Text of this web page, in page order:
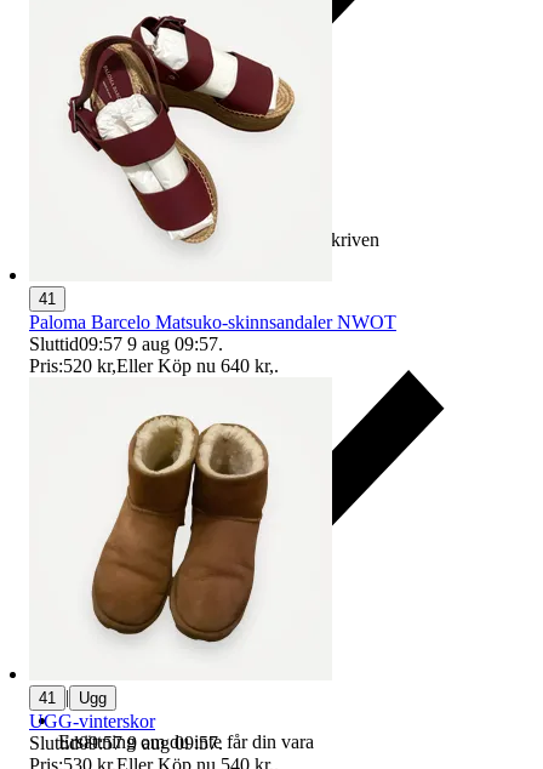
Ersättning om varan inte är som beskriven
Ersättning om du inte får din vara
41
Paloma Barcelo Matsuko-skinnsandaler NWOT
Sluttid09:57 9 aug 09:57.
Pris:520 kr,Eller Köp nu 640 kr,.
41 | Ugg
UGG-vinterskor
Sluttid09:57 9 aug 09:57.
Pris:530 kr,Eller Köp nu 540 kr,.